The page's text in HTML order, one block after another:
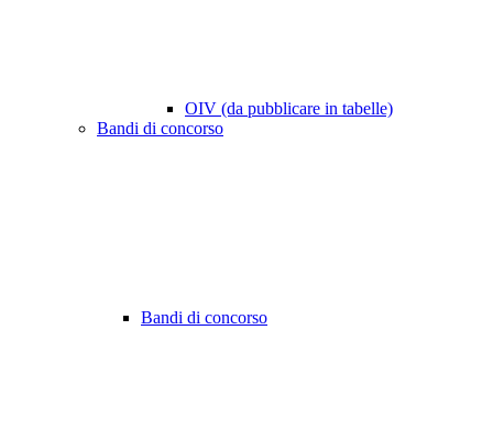
OIV (da pubblicare in tabelle)
Bandi di concorso
Bandi di concorso